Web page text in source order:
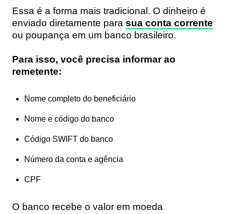
Essa é a forma mais tradicional. O dinheiro é
enviado diretamente para sua conta corrente
ou poupança em um banco brasileiro.
Para isso, você precisa informar ao
remetente:
Nome completo do beneficiário
Nome e código do banco
Código SWIFT do banco
Número da conta e agência
CPF
O banco recebe o valor em moeda